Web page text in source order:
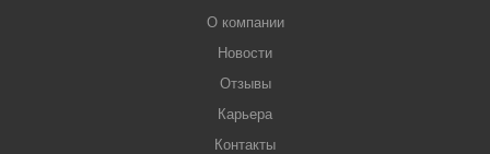
О компании
Новости
Отзывы
Карьера
Контакты